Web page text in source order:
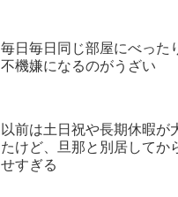
毎日毎日同じ部屋にべった
不機嫌になるのがうざい
以前は土日祝や長期休暇が
たけど、旦那と別居してか
せすぎる